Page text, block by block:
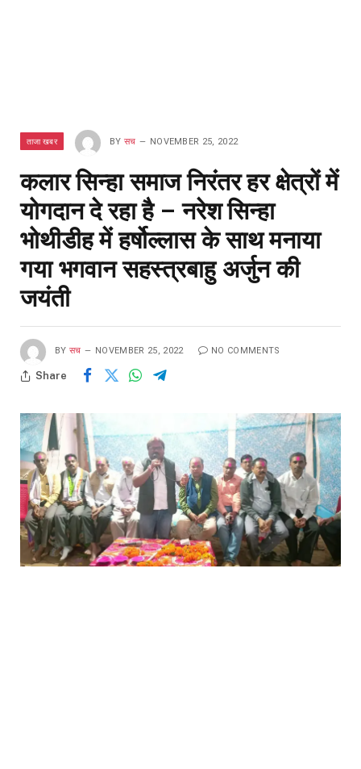
ताजा खबर BY सच NOVEMBER 25, 2022
कलार सिन्हा समाज निरंतर हर क्षेत्रों में
योगदान दे रहा है – नरेश सिन्हा
भोथीडीह में हर्षोल्लास के साथ मनाया
गया भगवान सहस्त्रबाहु अर्जुन की
जयंती
BY सच NOVEMBER 25, 2022 NO COMMENTS
Share